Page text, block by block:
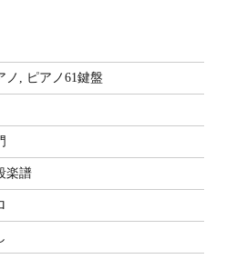
ノ, ピアノ61鍵盤
楽譜